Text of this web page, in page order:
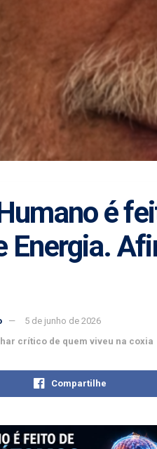
é
Energia.
5 de junho de 2026
crítico de quem viveu na coxia
Compartilhe